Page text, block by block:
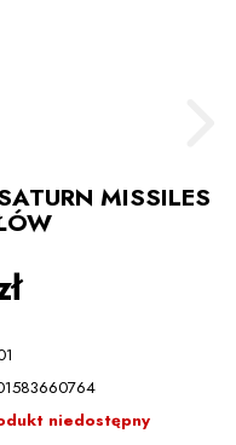
MISSILES
niedostępny